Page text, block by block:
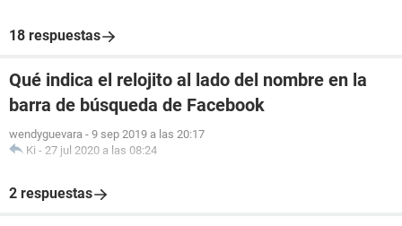
18 respuestas
Qué indica el relojito al lado del nombre en la
barra de búsqueda de Facebook
wendyguevara - 9 sep 2019 a las 20:17
Ki - 27 jul 2020 a las 08:24
2 respuestas